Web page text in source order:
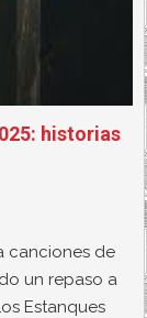
historias
canciones de
un repaso a
Estanques